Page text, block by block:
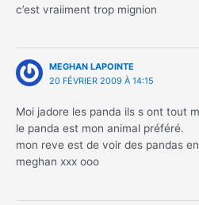
c’est vraiiment trop mignion
MEGHAN LAPOINTE
20 FÉVRIER 2009 À 14:15
Moi jadore les panda ils s ont tout
le panda est mon animal préféré.
mon reve est de voir des pandas
meghan xxx ooo